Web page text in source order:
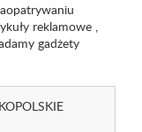
reklamowe ,
gadżety